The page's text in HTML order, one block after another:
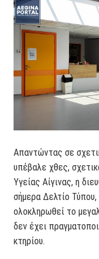
Απαντώντας σε
υπέβαλε χθες,
Υγείας Αίγινας, η
σήμερα Δελτίο
ολοκληρωθεί το
δεν έχει
κτηρίου.